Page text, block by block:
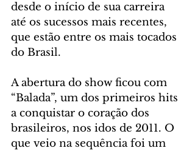
desde o início de sua carreira
até os sucessos mais recentes,
que estão entre os mais tocados
do Brasil.
A abertura do show ficou com
“Balada”, um dos primeiros hits
a conquistar o coração dos
brasileiros, nos idos de 2011. O
que veio na sequência foi um